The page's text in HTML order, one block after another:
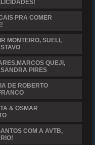
PRA COMER
MONTEIRO, SUELI,
QUEJI,
PIRES
DE ROBERTO
& OSMAR
COM A AVTB,